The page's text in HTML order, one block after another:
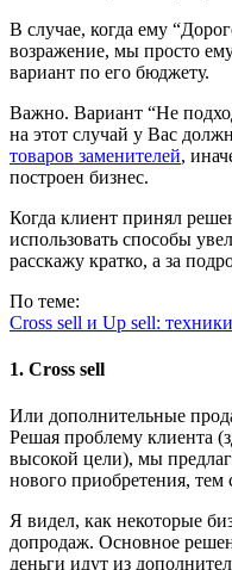
В случае, когда ему
возражение, мы просто
вариант по его бюджету.
Важно. Вариант “Не
на этот случай у Вас
товаров заменителей,
построен бизнес.
Когда клиент принял
использовать способы
расскажу кратко, а за
По теме:
Cross sell и Up sell:
1. Cross sell
Или дополнительные
Решая проблему клиента
высокой цели), мы
нового приобретения,
Я видел, как некоторые
допродаж. Основное
деньги идут из